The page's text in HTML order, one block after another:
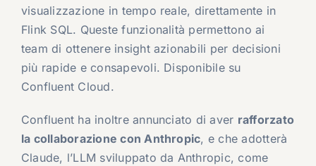
visualizzazione in tempo reale, direttamente in
Flink SQL. Queste funzionalità permettono ai
team di ottenere insight azionabili per decisioni
più rapide e consapevoli. Disponibile su
Confluent Cloud.
Confluent ha inoltre annunciato di aver rafforzato
la collaborazione con Anthropic, e che adotterà
Claude, l’LLM sviluppato da Anthropic, come